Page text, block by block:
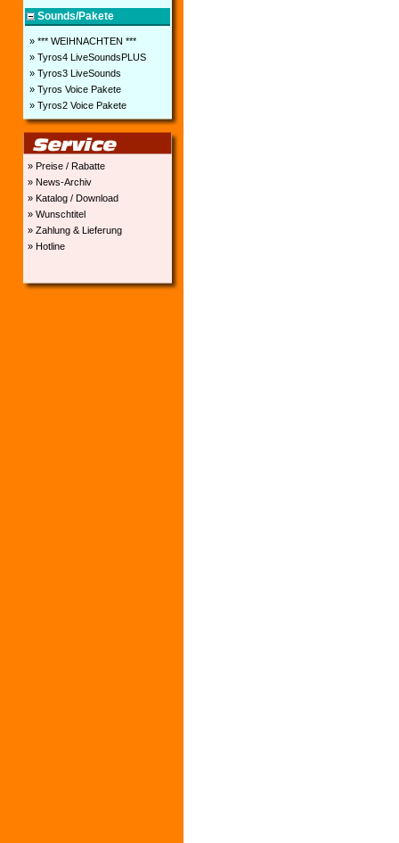
Sounds/Pakete
» *** WEIHNACHTEN ***
» Tyros4 LiveSoundsPLUS
» Tyros3 LiveSounds
» Tyros Voice Pakete
» Tyros2 Voice Pakete
» Preise / Rabatte
» News-Archiv
» Katalog / Download
» Wunschtitel
» Zahlung & Lieferung
» Hotline